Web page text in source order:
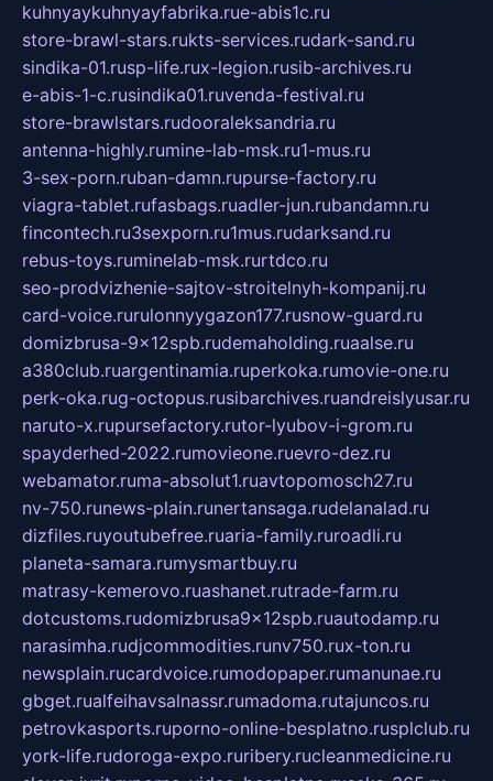
kuhnyaykuhnyayfabrika.rue-abis1c.ru
store-brawl-stars.rukts-services.rudark-sand.ru
sindika-01.rusp-life.rux-legion.rusib-archives.ru
e-abis-1-c.rusindika01.ruvenda-festival.ru
store-brawlstars.rudooraleksandria.ru
antenna-highly.rumine-lab-msk.ru1-mus.ru
3-sex-porn.ruban-damn.rupurse-factory.ru
viagra-tablet.rufasbags.ruadler-jun.rubandamn.ru
fincontech.ru3sexporn.ru1mus.rudarksand.ru
rebus-toys.ruminelab-msk.rurtdco.ru
seo-prodvizhenie-sajtov-stroitelnyh-kompanij.ru
card-voice.rurulonnyygazon177.rusnow-guard.ru
domizbrusa-9x12spb.rudemaholding.ruaalse.ru
a380club.ruargentinamia.ruperkoka.rumovie-one.ru
perk-oka.rug-octopus.rusibarchives.ruandreislyusar.ru
naruto-x.rupursefactory.rutor-lyubov-i-grom.ru
spayderhed-2022.rumovieone.ruevro-dez.ru
webamator.ruma-absolut1.ruavtopomosch27.ru
nv-750.runews-plain.runertansaga.rudelanalad.ru
dizfiles.ruyoutubefree.ruaria-family.ruroadli.ru
planeta-samara.rumysmartbuy.ru
matrasy-kemerovo.ruashanet.rutrade-farm.ru
dotcustoms.rudomizbrusa9x12spb.ruautodamp.ru
narasimha.rudjcommodities.runv750.rux-ton.ru
newsplain.rucardvoice.rumodopaper.rumanunae.ru
gbget.rualfeihavsalnassr.rumadoma.rutajuncos.ru
petrovkasports.ruporno-online-besplatno.rusplclub.ru
york-life.rudoroga-expo.ruribery.rucleanmedicine.ru